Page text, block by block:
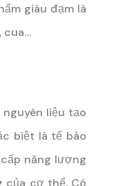
giàu đạm là
cua…
liệu tạo
biệt là tế bào
năng lượng
của cơ thể. Có